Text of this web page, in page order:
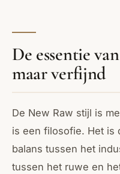
De essentie
maar verfijnd
De New Raw stijl is
is een filosofie. Het is
balans tussen het
tussen het ruwe en